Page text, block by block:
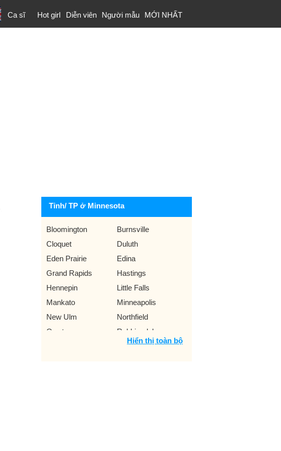
Ca sĩ Hot girl Diễn viên Người mẫu MỚI NHẤT
Tỉnh/ TP ở Minnesota
Bloomington
Burnsville
Cloquet
Duluth
Eden Prairie
Edina
Grand Rapids
Hastings
Hennepin
Little Falls
Mankato
Minneapolis
New Ulm
Northfield
Owatonna
Robbinsdale
Saint Paul
Hiển thị toàn bộ